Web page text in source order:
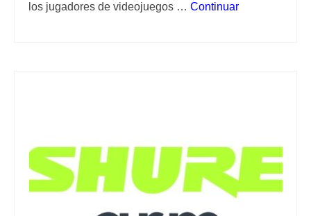
los jugadores de videojuegos … Continuar